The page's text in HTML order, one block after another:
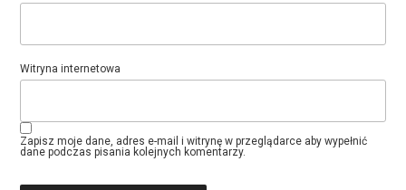
Witryna internetowa
Zapisz moje dane, adres e-mail i witrynę w przeglądarce aby wypełnić
dane podczas pisania kolejnych komentarzy.